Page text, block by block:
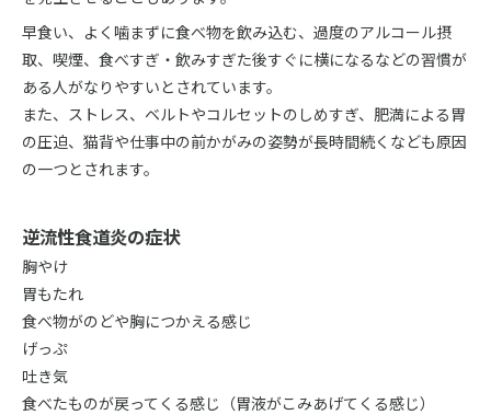
早食い、よく噛まずに食べ物を飲み込む、過度のアルコール摂
取、喫煙、食べすぎ・飲みすぎた後すぐに横になるなどの習慣が
ある人がなりやすいとされています。
また、ストレス、ベルトやコルセットのしめすぎ、肥満による胃
の圧迫、猫背や仕事中の前かがみの姿勢が長時間続くなども原因
の一つとされます。
逆流性食道炎の症状
胸やけ
胃もたれ
食べ物がのどや胸につかえる感じ
げっぷ
吐き気
食べたものが戻ってくる感じ（胃液がこみあげてくる感じ）